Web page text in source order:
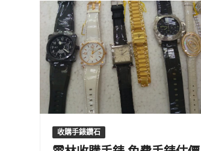
收購手錶鑽石